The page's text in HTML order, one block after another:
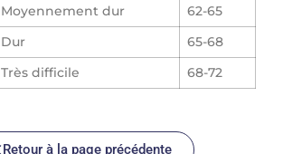
Moyennement dur
62-65
Dur
65-68
Très difficile 68-72
Retour à la page précédente